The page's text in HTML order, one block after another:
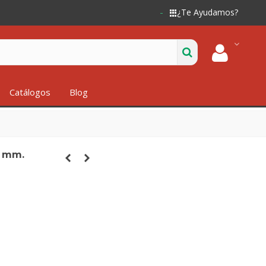
¿Te Ayudamos?
Catálogos Blog
mm.